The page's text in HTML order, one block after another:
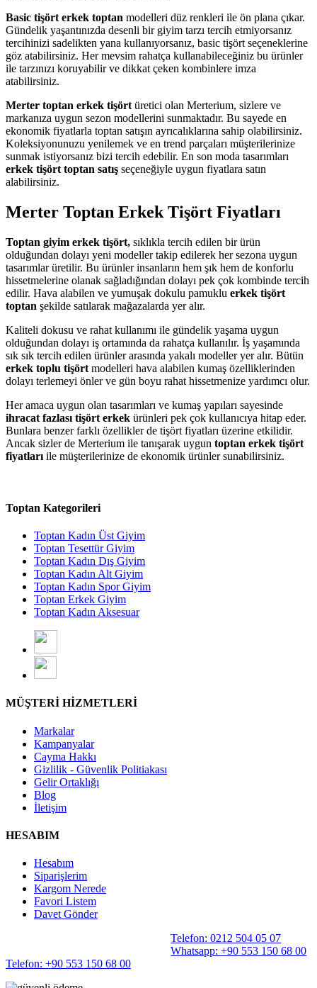
Basic tişört erkek toptan modelleri düz renkleri ile ön plana çıkar.
Gündelik yaşantınızda desenli bir giyim tarzı tercih etmiyorsanız
tercihinizi sadelikten yana kullanıyorsanız, basic tişört seçeneklerine
göz atabilirsiniz. Her mevsim rahatça kullanabileceğiniz bu ürünler
ile tarzınızı koruyabilir ve dikkat çeken kombinlere imza
atabilirsiniz.
Merter toptan erkek tişört üretici olan Merterium, sizlere ve
markanıza uygun sezon modellerini sunmaktadır. Bu sayede en
ekonomik fiyatlarla toptan satışın ayrıcalıklarına sahip olabilirsiniz.
Koleksiyonunuzu yenilemek ve en trend parçaları müşterilerinize
sunmak istiyorsanız bizi tercih edebilir. En son moda tasarımları
erkek tişört toptan satış seçeneğiyle uygun fiyatlara satın
alabilirsiniz.
Merter Toptan Erkek Tişört Fiyatları
Toptan giyim erkek tişört, sıklıkla tercih edilen bir ürün
olduğundan dolayı yeni modeller takip edilerek her sezona uygun
tasarımlar üretilir. Bu ürünler insanların hem şık hem de konforlu
hissetmelerine olanak sağladığından dolayı pek çok kombinde tercih
edilir. Hava alabilen ve yumuşak dokulu pamuklu erkek tişört
toptan şekilde satılarak mağazalarda yer alır.
Kaliteli dokusu ve rahat kullanımı ile gündelik yaşama uygun
olduğundan dolayı iş ortamında da rahatça kullanılır. İş yaşamında
sık sık tercih edilen ürünler arasında yakalı modeller yer alır. Bütün
erkek toplu tişört modelleri hava alabilen kumaş özelliklerinden
dolayı terlemeyi önler ve gün boyu rahat hissetmenize yardımcı olur.
Her amaca uygun olan tasarımları ve kumaş yapıları sayesinde
ihracat fazlası tişört erkek ürünleri pek çok kullanıcıya hitap eder.
Bunlara benzer farklı özellikler de tişört fiyatları üzerine etkilidir.
Ancak sizler de Merterium ile tanışarak uygun toptan erkek tişört
fiyatları ile müşterilerinize de ekonomik ürünler sunabilirsiniz.
Toptan Kategorileri
Toptan Kadın Üst Giyim
Toptan Tesettür Giyim
Toptan Kadın Dış Giyim
Toptan Kadın Alt Giyim
Toptan Kadın Spor Giyim
Toptan Erkek Giyim
Toptan Kadın Aksesuar
MÜŞTERİ HİZMETLERİ
Markalar
Kampanyalar
Cayma Hakkı
Gizlilik - Güvenlik Politiakası
Gelir Ortaklığı
Blog
İletişim
HESABIM
Hesabım
Siparişlerim
Kargom Nerede
Favori Listem
Davet Gönder
Telefon: 0212 504 05 07
Whatsapp: +90 553 150 68 00
Telefon: +90 553 150 68 00